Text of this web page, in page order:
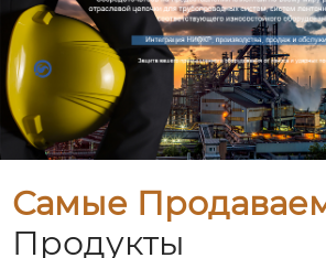
Самые
Продукты